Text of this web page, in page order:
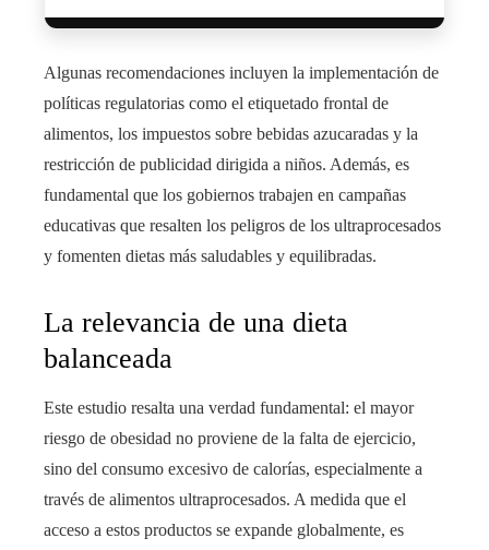
Algunas recomendaciones incluyen la implementación de
políticas regulatorias como el etiquetado frontal de
alimentos, los impuestos sobre bebidas azucaradas y la
restricción de publicidad dirigida a niños. Además, es
fundamental que los gobiernos trabajen en campañas
educativas que resalten los peligros de los ultraprocesados
y fomenten dietas más saludables y equilibradas.
La relevancia de una dieta
balanceada
Este estudio resalta una verdad fundamental: el mayor
riesgo de obesidad no proviene de la falta de ejercicio,
sino del consumo excesivo de calorías, especialmente a
través de alimentos ultraprocesados. A medida que el
acceso a estos productos se expande globalmente, es